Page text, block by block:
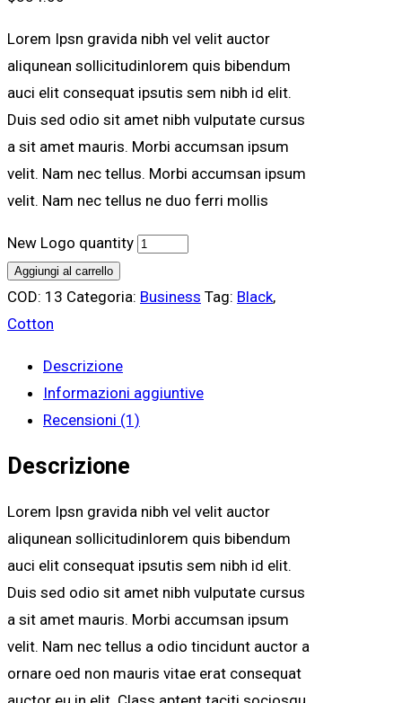
Lorem Ipsn gravida nibh vel velit auctor
aliqunean sollicitudinlorem quis bibendum
auci elit consequat ipsutis sem nibh id elit.
Duis sed odio sit amet nibh vulputate cursus
a sit amet mauris. Morbi accumsan ipsum
velit. Nam nec tellus. Morbi accumsan ipsum
velit. Nam nec tellus ne duo ferri mollis
New Logo quantity
Aggiungi al carrello
COD: 13 Categoria: Business Tag: Black,
Cotton
Descrizione
Informazioni aggiuntive
Recensioni (1)
Descrizione
Lorem Ipsn gravida nibh vel velit auctor
aliqunean sollicitudinlorem quis bibendum
auci elit consequat ipsutis sem nibh id elit.
Duis sed odio sit amet nibh vulputate cursus
a sit amet mauris. Morbi accumsan ipsum
velit. Nam nec tellus a odio tincidunt auctor a
ornare oed non mauris vitae erat consequat